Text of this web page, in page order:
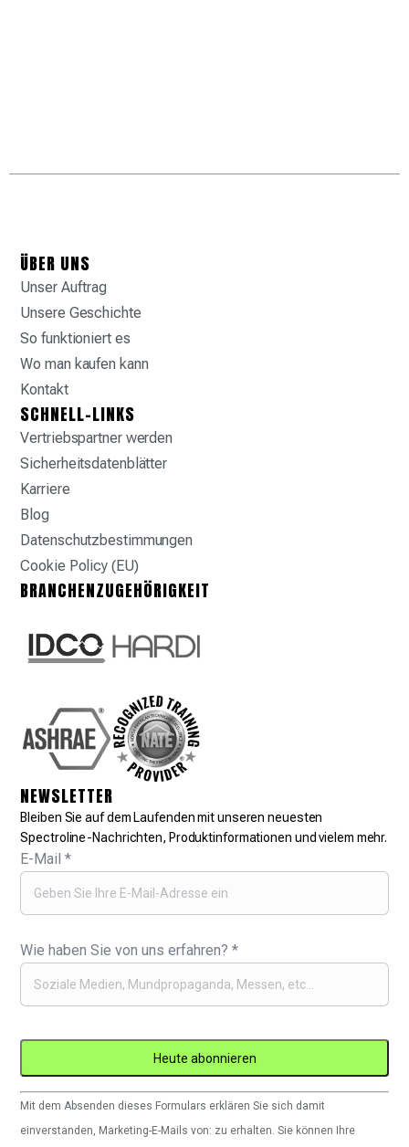
ÜBER UNS
Unser Auftrag
Unsere Geschichte
So funktioniert es
Wo man kaufen kann
Kontakt
SCHNELL-LINKS
Vertriebspartner werden
Sicherheitsdatenblätter
Karriere
Blog
Datenschutzbestimmungen
Cookie Policy (EU)
BRANCHENZUGEHÖRIGKEIT
NEWSLETTER
Bleiben Sie auf dem Laufenden mit unseren neuesten
Spectroline-Nachrichten, Produktinformationen und vielem mehr.
E-Mail*
Wie haben Sie von uns erfahren?*
Constant
Contact
Mit dem Absenden dieses Formulars erklären Sie sich damit
einverstanden, Marketing-E-Mails von: zu erhalten. Sie können Ihre